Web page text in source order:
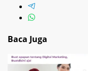
Baca Juga